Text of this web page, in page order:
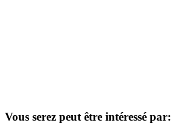
Vous serez peut être intéressé par: